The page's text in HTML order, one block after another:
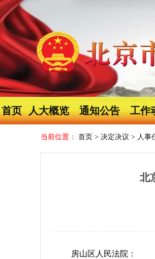
首页 人大概览 通知公告 工作
当前位置： 首页 > 决定决议 > 人事
北
房山区人民法院：